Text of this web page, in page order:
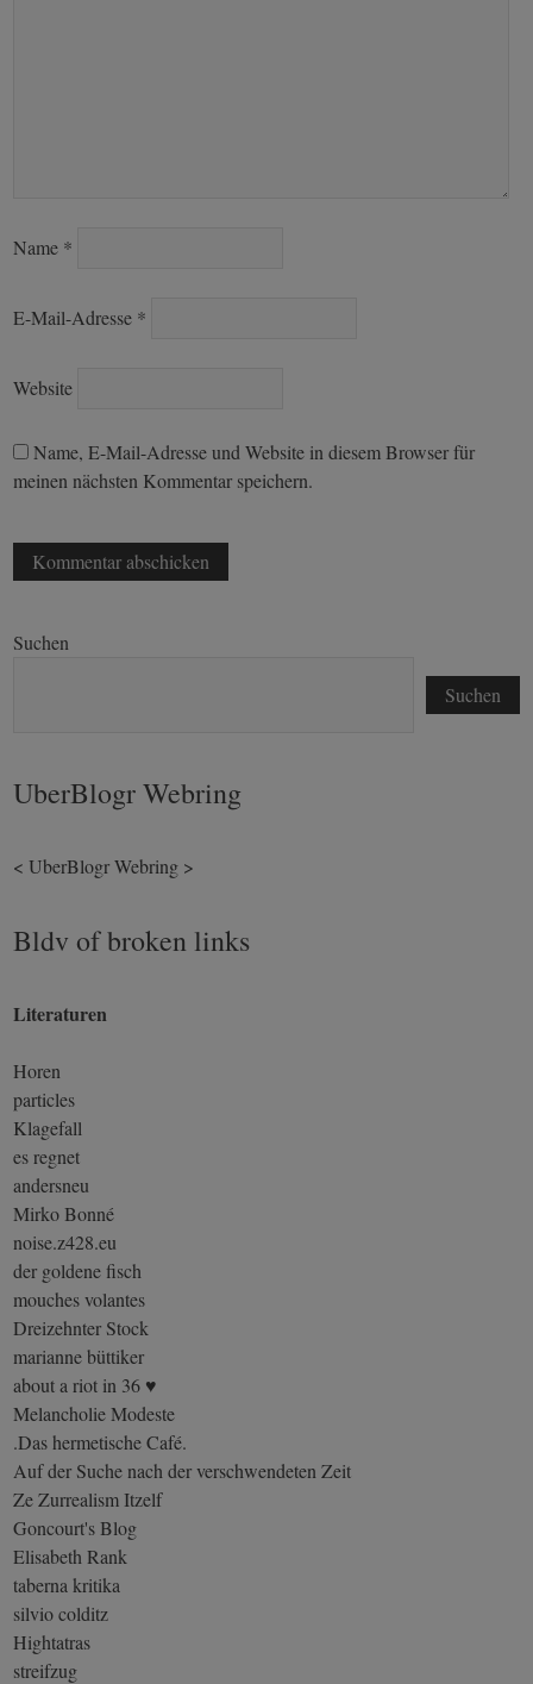
Name *
E-Mail-Adresse *
Website
Name, E-Mail-Adresse und Website in diesem Browser für
meinen nächsten Kommentar speichern.
Suchen
Suchen
UberBlogr Webring
< UberBlogr Webring >
Bldv of broken links
Literaturen
Horen
particles
Klagefall
es regnet
andersneu
Mirko Bonné
noise.z428.eu
der goldene fisch
mouches volantes
Dreizehnter Stock
marianne büttiker
about a riot in 36 ♥
Melancholie Modeste
.Das hermetische Café.
Auf der Suche nach der verschwendeten Zeit
Ze Zurrealism Itzelf
Goncourt's Blog
Elisabeth Rank
taberna kritika
silvio colditz
Hightatras
streifzug